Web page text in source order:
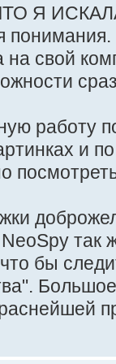
Я
свой
работу
и
так
бы